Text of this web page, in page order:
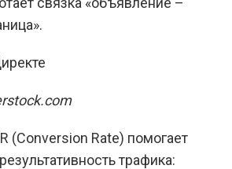
(Conversion Rate) помогает
трафика: